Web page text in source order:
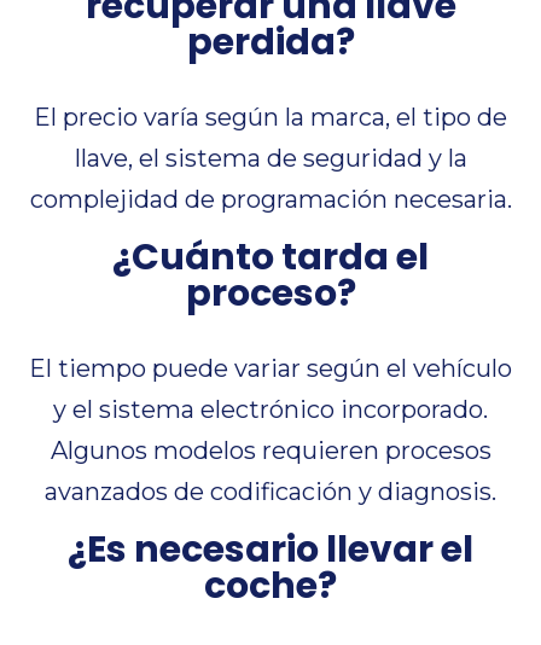
perdida?
El precio varía según la marca, el tipo de
llave, el sistema de seguridad y la
complejidad de programación necesaria.
¿Cuánto tarda el
proceso?
El tiempo puede variar según el vehículo
y el sistema electrónico incorporado.
Algunos modelos requieren procesos
avanzados de codificación y diagnosis.
¿Es necesario llevar el
coche?